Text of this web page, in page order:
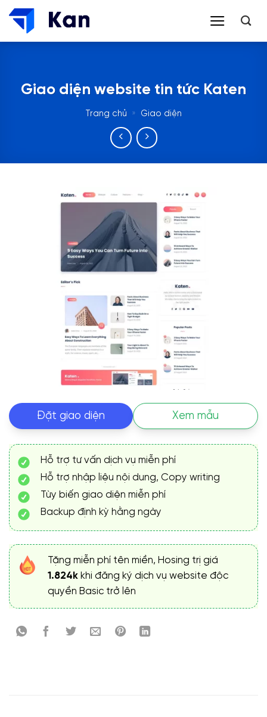
Bỏ
qua
nội
Giao diện website tin tức Katen
Trang chủ » Giao diện
Đặt giao diện Xem mẫu
Hỗ trợ tư vấn dịch vụ miễn phí
Hỗ trợ nhập liệu nội dung, Copy writing
Tùy biến giao diện miễn phí
Backup định kỳ hằng ngày
Tặng miễn phí tên miền, Hosing trị giá
1.824k khi đăng ký dịch vụ website độc
quyền Basic trở lên